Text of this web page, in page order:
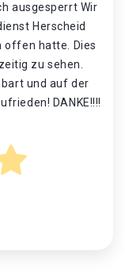
ausgesperrt Wir
Herscheid
offen hatte. Dies
zu sehen.
und auf der
DANKE!!!!